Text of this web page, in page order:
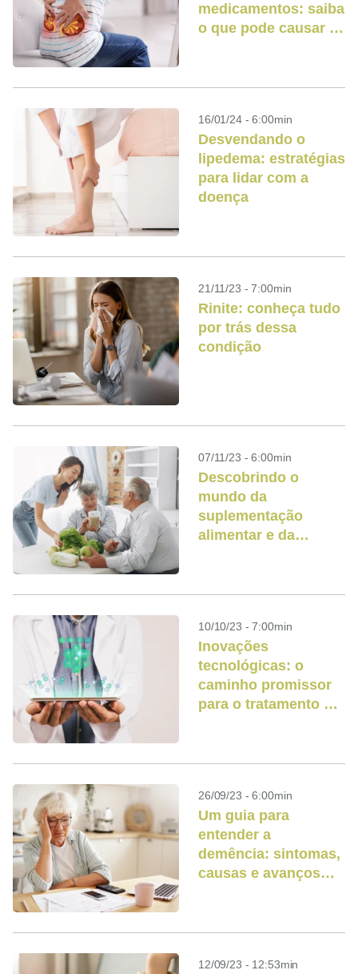
medicamentos: saiba
o que pode causar a
16/01/24 - 6:00min
Desvendando o
lipedema: estratégias
para lidar com a
doença
21/11/23 - 7:00min
Rinite: conheça tudo
por trás dessa
condição
07/11/23 - 6:00min
Descobrindo o
mundo da
suplementação
alimentar e da
10/10/23 - 7:00min
Inovações
tecnológicas: o
caminho promissor
para o tratamento do
26/09/23 - 6:00min
Um guia para
entender a
demência: sintomas,
causas e avanços
12/09/23 - 12:53min